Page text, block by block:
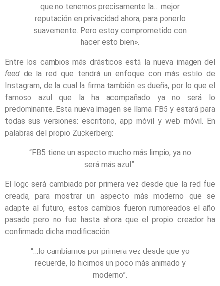
que no tenemos precisamente la… mejor
reputación en privacidad ahora, para ponerlo
suavemente. Pero estoy comprometido con
hacer esto bien».
Entre los cambios más drásticos está la nueva imagen del
feed de la red que tendrá un enfoque con más estilo de
Instagram, de la cual la firma también es dueña, por lo que el
famoso azul que la ha acompañado ya no será lo
predominante. Esta nueva imagen se llama FB5 y estará para
todas sus versiones: escritorio, app móvil y web móvil. En
palabras del propio Zuckerberg:
“FB5 tiene un aspecto mucho más limpio, ya no
será más azul”.
El logo será cambiado por primera vez desde que la red fue
creada, para mostrar un aspecto más moderno que se
adapte al futuro, estos cambios fueron rumoreados el año
pasado pero no fue hasta ahora que el propio creador ha
confirmado dicha modificación:
“…lo cambiamos por primera vez desde que yo
recuerde, lo hicimos un poco más animado y
moderno”.